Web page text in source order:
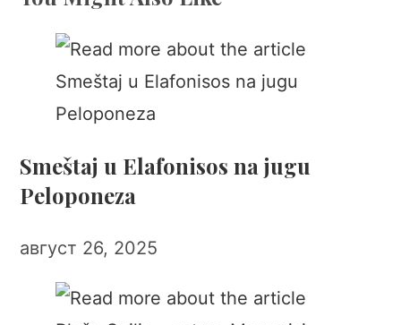
Smeštaj u Elafonisos na jugu
Peloponeza
август 26, 2025